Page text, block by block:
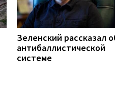
Зеленский рассказал
антибаллистической
системе